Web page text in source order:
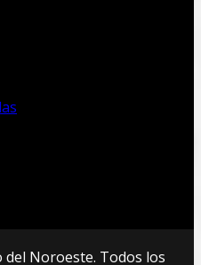
Noroeste. Todos los